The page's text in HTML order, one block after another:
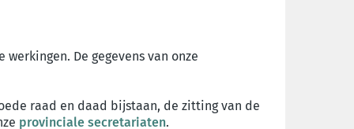
De gegevens van onze
raad en daad bijstaan, de zitting van de
provinciale secretariaten.